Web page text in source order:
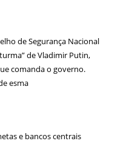
de Segurança Nacional
de Vladimir Putin,
comanda o governo.
esma
e bancos centrais